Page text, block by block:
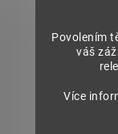
Povolením
váš
Více